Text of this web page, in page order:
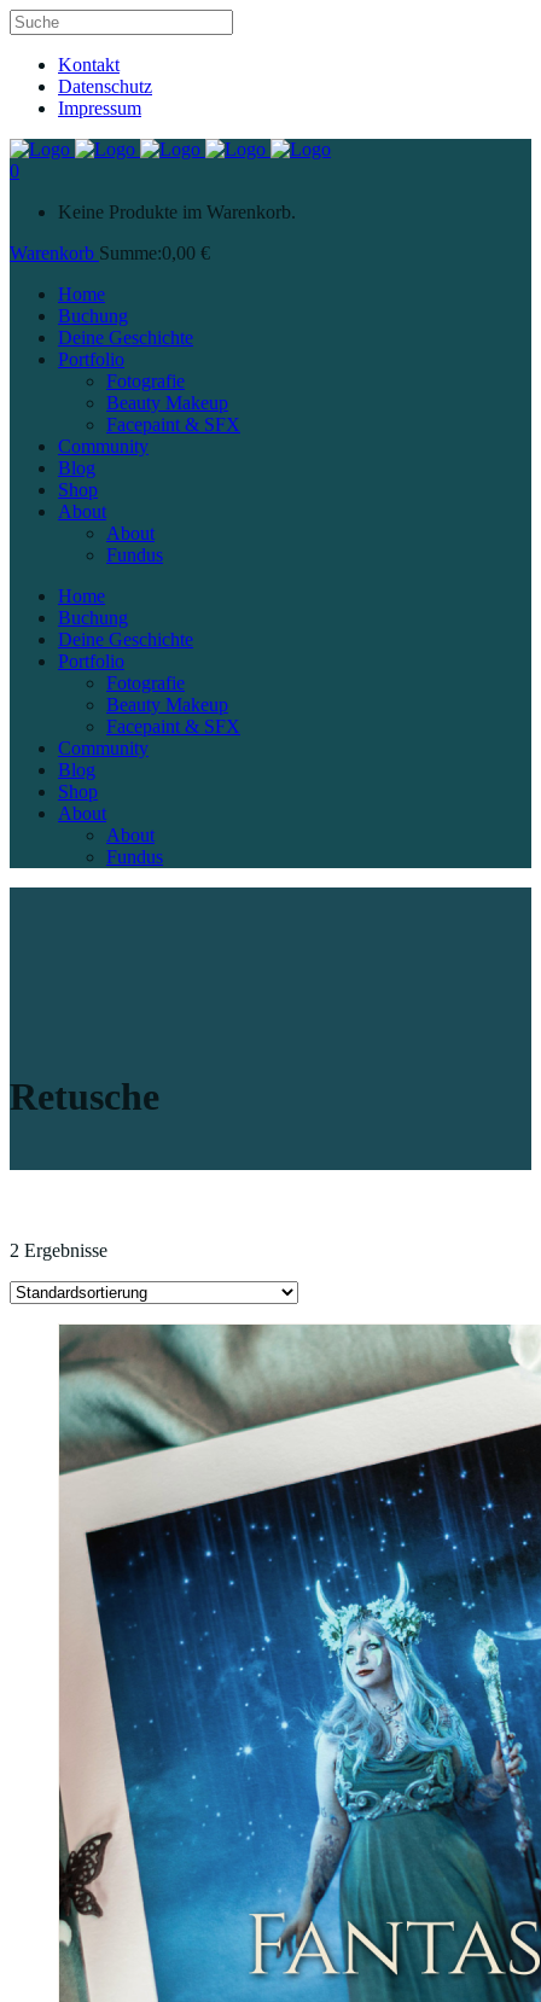
Kontakt
Datenschutz
Impressum
0
Keine Produkte im Warenkorb.
Warenkorb Summe:0,00 €
Home
Buchung
Deine Geschichte
Portfolio
Fotografie
Beauty Makeup
Facepaint & SFX
Community
Blog
Shop
About
About
Fundus
Home
Buchung
Deine Geschichte
Portfolio
Fotografie
Beauty Makeup
Facepaint & SFX
Community
Blog
Shop
About
About
Fundus
Retusche
2 Ergebnisse